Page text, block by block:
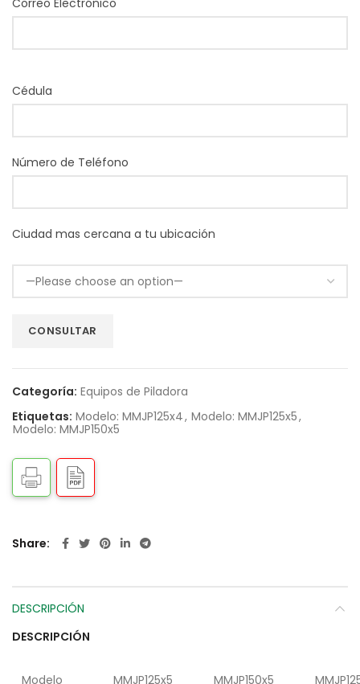
Correo Electrónico
Cédula
Número de Teléfono
Ciudad mas cercana a tu ubicación
Categoría: Equipos de Piladora
Etiquetas: Modelo: MMJP125x4, Modelo: MMJP125x5,
Modelo: MMJP150x5
Share
DESCRIPCIÓN
DESCRIPCIÓN
Modelo MMJP125x5 MMJP150x5